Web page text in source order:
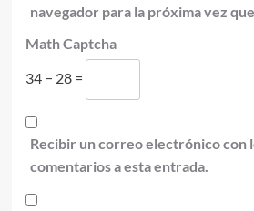
navegador para la próxima vez
Math Captcha
34 − 28 =
Recibir un correo electrónico con
comentarios a esta entrada.